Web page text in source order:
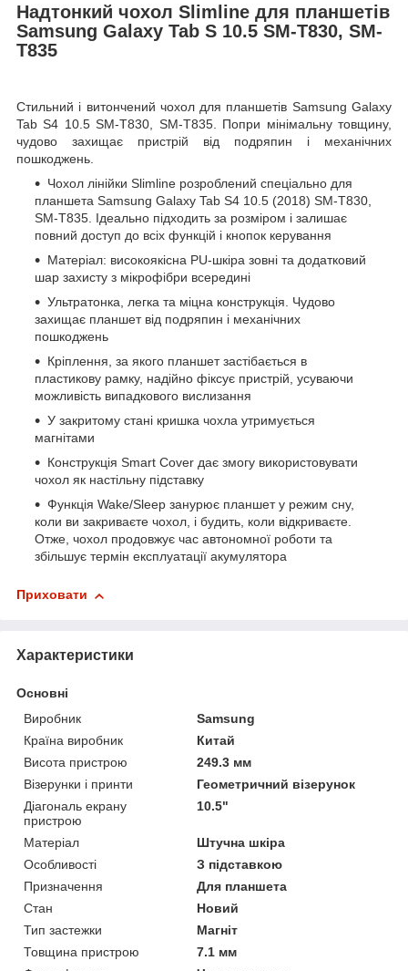
Надтонкий чохол Slimline для планшетів
Samsung Galaxy Tab S 10.5 SM-T830, SM-
T835
Стильний і витончений чохол для планшетів Samsung Galaxy
Tab S4 10.5 SM-T830, SM-T835. Попри мінімальну товщину,
чудово захищає пристрій від подряпин і механічних
пошкоджень.
Чохол лінійки Slimline розроблений спеціально для
планшета Samsung Galaxy Tab S4 10.5 (2018) SM-T830,
SM-T835. Ідеально підходить за розміром і залишає
повний доступ до всіх функцій і кнопок керування
Матеріал: високоякісна PU-шкіра зовні та додатковий
шар захисту з мікрофібри всередині
Ультратонка, легка та міцна конструкція. Чудово
захищає планшет від подряпин і механічних
пошкоджень
Кріплення, за якого планшет застібається в
пластикову рамку, надійно фіксує пристрій, усуваючи
можливість випадкового вислизання
У закритому стані кришка чохла утримується
магнітами
Конструкція Smart Cover дає змогу використовувати
чохол як настільну підставку
Функція Wake/Sleep занурює планшет у режим сну,
коли ви закриваєте чохол, і будить, коли відкриваєте.
Отже, чохол продовжує час автономної роботи та
збільшує термін експлуатації акумулятора
Приховати
Характеристики
Основні
Виробник
Samsung
Країна виробник
Китай
Висота пристрою
249.3 мм
Візерунки і принти
Геометричний візерунок
Діагональ екрану
пристрою
10.5"
Матеріал
Штучна шкіра
Особливості
З підставкою
Призначення
Для планшета
Стан
Новий
Тип застежки
Магніт
Товщина пристрою
7.1 мм